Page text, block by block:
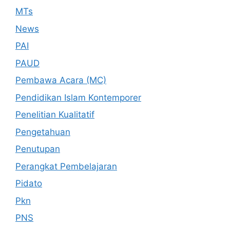
MTs
News
PAI
PAUD
Pembawa Acara (MC)
Pendidikan Islam Kontemporer
Penelitian Kualitatif
Pengetahuan
Penutupan
Perangkat Pembelajaran
Pidato
Pkn
PNS